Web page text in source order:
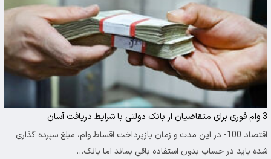
3 وام فوری برای متقاضیان از بانک دولتی با شرایط دریافت آسان
اقتصاد 100- در این مدت و زمان بازپرداخت اقساط وام، مبلغ سپرده گذاری
شده باید در حساب بدون استفاده باقی بماند اما بانک…